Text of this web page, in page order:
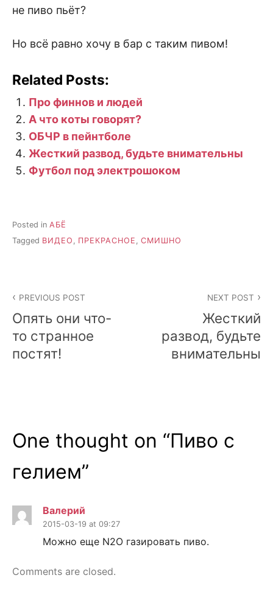
не пиво пьёт?
Но всё равно хочу в бар с таким пивом!
Related Posts:
Про финнов и людей
А что коты говорят?
ОБЧР в пейнтболе
Жесткий развод, будьте внимательны
Футбол под электрошоком
Posted in АБЁ
Tagged ВИДЕО , ПРЕКРАСНОЕ , СМИШНО
navigation
PREVIOUS POST
Опять они что-
то странное
постят!
NEXT POST
Жесткий
развод, будьте
внимательны
One thought on “Пиво с
гелием”
Валерий
2015-03-19 at 09:27
Можно еще N2O газировать пиво.
Comments are closed.